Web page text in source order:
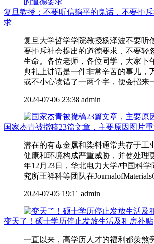
复旦教授：不要听信躺平的鬼话，不要拒
求
复旦大学哲学学院教授杨泽波不要听
要拒斥社会提出的道德要求，不要轻
生命。各位老师，各位同学，大家下
典礼上讲话是一件非常辛苦的事儿，
或不小心读错了一两个字，便会招来
2024-07-06 23:38 admin
国家杰青被撤稿23篇文章，主要原因图片
潜在的有毒金属和染料通常共存于工
健康和环境构成严重威胁，并使处理
年12月23日，华北电力大学/中国科
究所王祥科等团队在
2024-07-05 19:11 admin
变天了！硕士学历停止发放生活及租房补贴
一直以来，高学历人才的福利都羡煞